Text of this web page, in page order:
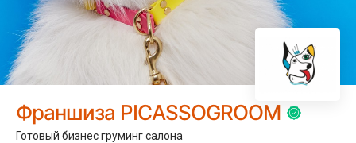
Франшиза PICASSOGROOM
Готовый бизнес груминг салона